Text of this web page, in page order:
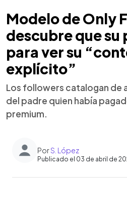
Modelo de Only
descubre que su
para ver su
explícito”
Los followers catalogan de
del padre quien había
premium.
PorS. López
Publicado el 03 de abril de